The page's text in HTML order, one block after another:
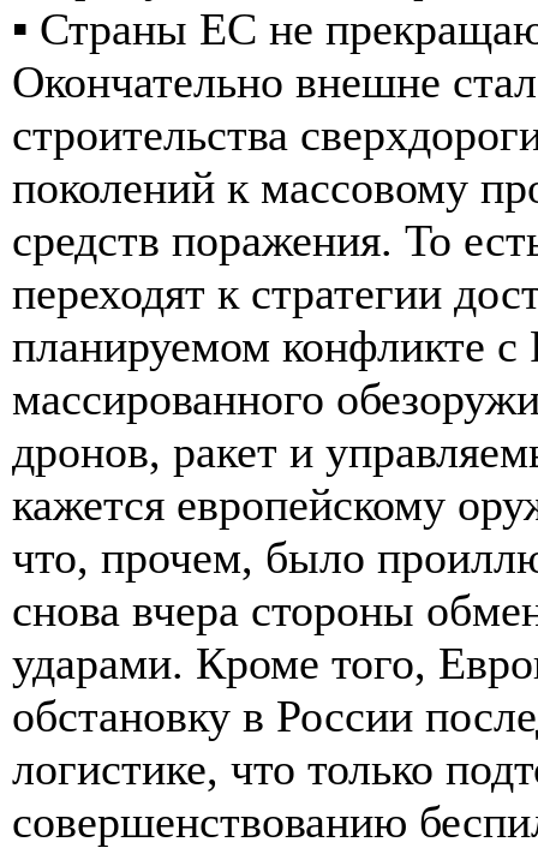
▪️ Страны ЕС не
Окончательно внешне
строительства
поколений к массовому
средств поражения. То
переходят к стратегии
планируемом конфликте с
массированного
дронов, ракет и
кажется европейскому
что, прочем, было
снова вчера стороны
ударами. Кроме того,
обстановку в России
логистике, что только
совершенствованию